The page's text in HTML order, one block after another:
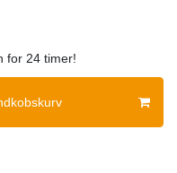
for 24 timer!